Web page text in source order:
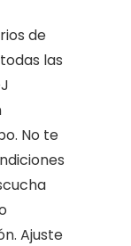
de
las
No te
Ajuste